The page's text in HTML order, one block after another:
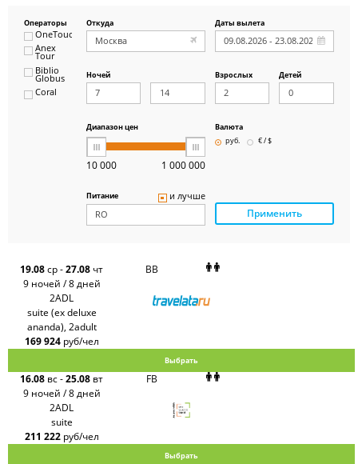
Операторы
OneTouch&Travel
Anex
Tour
Biblio
Globus
Coral
Alean
Sunmar
PlanTravel
FUN&SUN
ex TUI
Крымская
Волна
LOTI
Express
Интурист
Travelata
Откуда Даты вылета
Ночей Взрослых Детей
Диапазон цен
10 000 1 000 000
Валюта
руб.
€ / $
Питание и лучше
Применить
19.08ср-27.08 чт
9 ночей / 8 дней
BB
2ADL
suite (ex deluxe
ananda), 2adult
169 924 руб/чел
Выбрать
16.08 вс-25.08 вт
9 ночей / 8 дней
FB
2ADL
suite
211 222 руб/чел
Выбрать